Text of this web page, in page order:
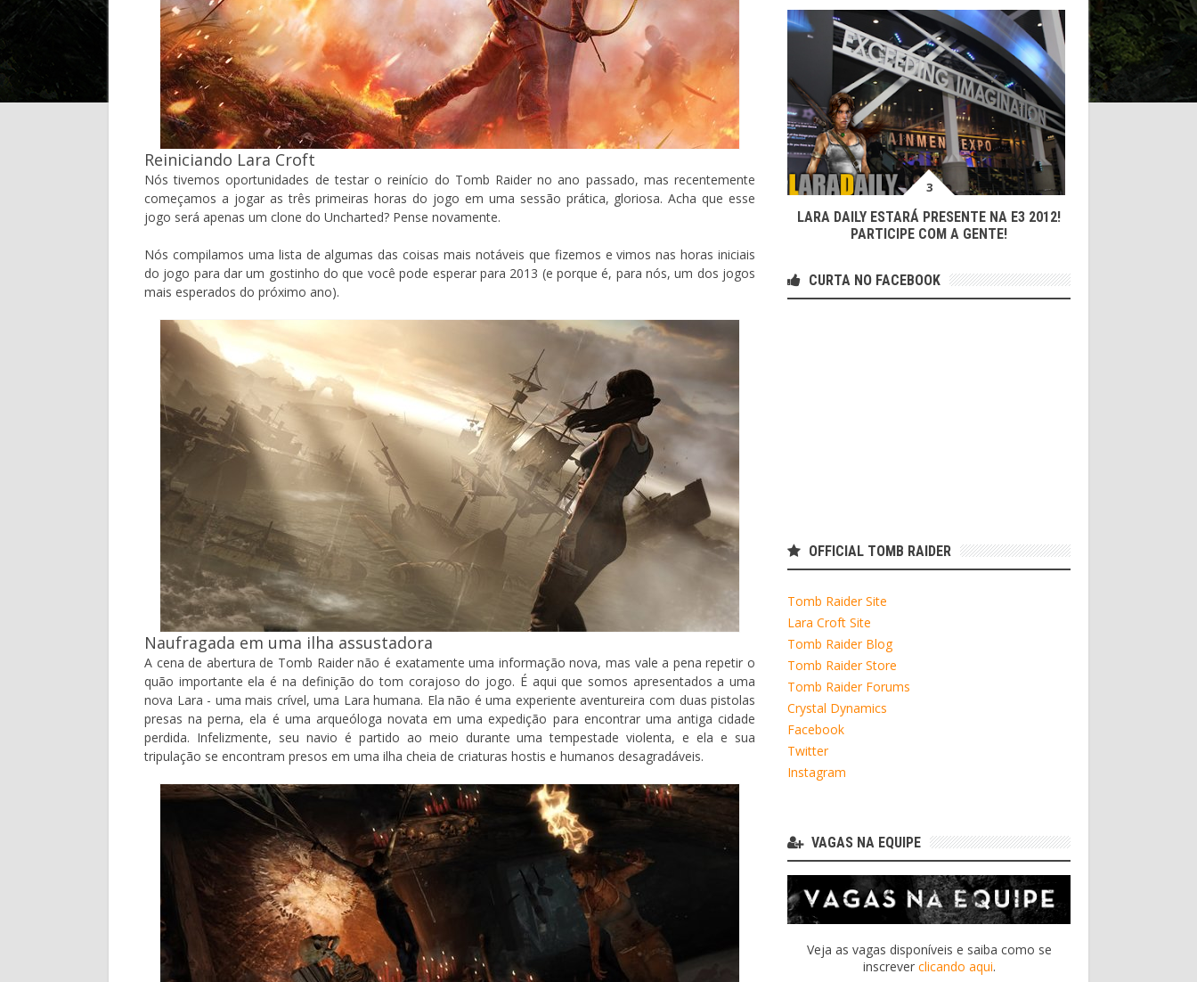
Reiniciando Lara Croft
Nós tivemos oportunidades de testar o reinício do Tomb Raider no ano passado, mas recentemente
começamos a jogar as três primeiras horas do jogo em uma sessão prática, gloriosa. Acha que esse
jogo será apenas um clone do Uncharted? Pense novamente.
Nós compilamos uma lista de algumas das coisas mais notáveis que fizemos e vimos nas horas iniciais
do jogo para dar um gostinho do que você pode esperar para 2013 (e porque é, para nós, um dos jogos
mais esperados do próximo ano).
Naufragada em uma ilha assustadora
A cena de abertura de Tomb Raider não é exatamente uma informação nova, mas vale a pena repetir o
quão importante ela é na definição do tom corajoso do jogo. É aqui que somos apresentados a uma
nova Lara - uma mais crível, uma Lara humana. Ela não é uma experiente aventureira com duas pistolas
presas na perna, ela é uma arqueóloga novata em uma expedição para encontrar uma antiga cidade
perdida. Infelizmente, seu navio é partido ao meio durante uma tempestade violenta, e ela e sua
tripulação se encontram presos em uma ilha cheia de criaturas hostis e humanos desagradáveis.
LARA DAILY ESTARÁ PRESENTE NA E3 2012!
PARTICIPE COM A GENTE!
CURTA NO FACEBOOK
OFFICIAL TOMB RAIDER
Tomb Raider Site
Lara Croft Site
Tomb Raider Blog
Tomb Raider Store
Tomb Raider Forums
Crystal Dynamics
Facebook
Twitter
Instagram
VAGAS NA EQUIPE
Veja as vagas disponíveis e saiba como se
inscrever clicando aqui.